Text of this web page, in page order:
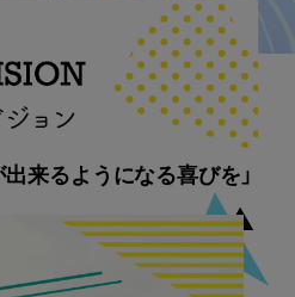
2026年4月～9月 スクー
ルカレンダー
つもメガロスをご利用いただきあ
来るようになる喜びを」